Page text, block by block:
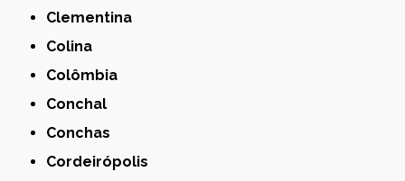
Clementina
Colina
Colômbia
Conchal
Conchas
Cordeirópolis